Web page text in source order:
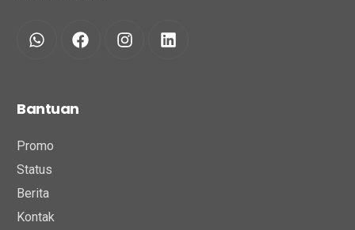
Bantuan
Promo
Status
Berita
Kontak